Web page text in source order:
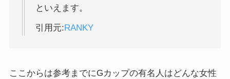
といえます。
引用元:RANKY
ここからは参考までにGカップの有名人はどんな女性